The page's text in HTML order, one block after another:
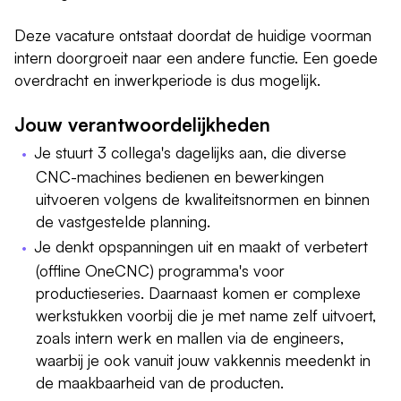
Deze vacature ontstaat doordat de huidige voorman
intern doorgroeit naar een andere functie. Een goede
overdracht en inwerkperiode is dus mogelijk.
Jouw verantwoordelijkheden
Je stuurt 3 collega's dagelijks aan, die diverse
CNC-machines bedienen en bewerkingen
uitvoeren volgens de kwaliteitsnormen en binnen
de vastgestelde planning.
Je denkt opspanningen uit en maakt of verbetert
(offline OneCNC) programma's voor
productieseries. Daarnaast komen er complexe
werkstukken voorbij die je met name zelf uitvoert,
zoals intern werk en mallen via de engineers,
waarbij je ook vanuit jouw vakkennis meedenkt in
de maakbaarheid van de producten.